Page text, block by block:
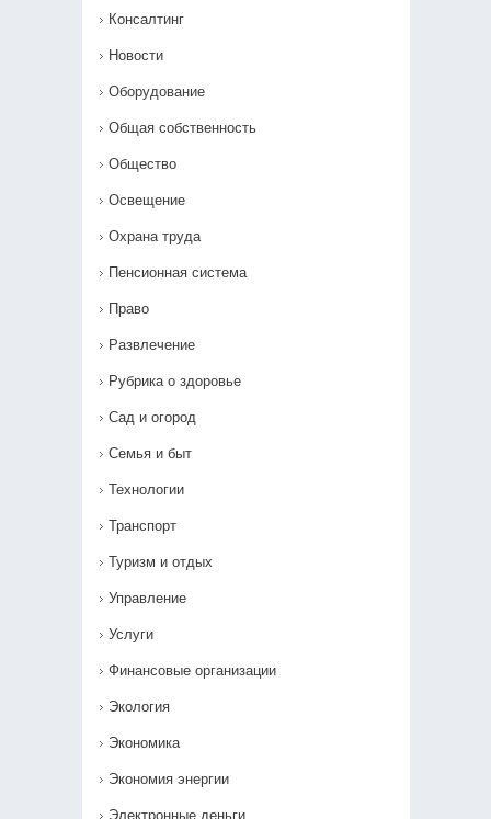
Консалтинг
Новости
Оборудование
Общая собственность
Общество
Освещение
Охрана труда
Пенсионная система
Право
Развлечение
Рубрика о здоровье
Сад и огород
Семья и быт
Технологии
Транспорт
Туризм и отдых
Управление
Услуги
Финансовые организации
Экология
Экономика
Экономия энергии
Электронные деньги